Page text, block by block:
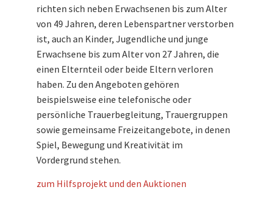
richten sich neben Erwachsenen bis zum Alter
von 49 Jahren, deren Lebenspartner verstorben
ist, auch an Kinder, Jugendliche und junge
Erwachsene bis zum Alter von 27 Jahren, die
einen Elternteil oder beide Eltern verloren
haben. Zu den Angeboten gehören
beispielsweise eine telefonische oder
persönliche Trauerbegleitung, Trauergruppen
sowie gemeinsame Freizeitangebote, in denen
Spiel, Bewegung und Kreativität im
Vordergrund stehen.
zum Hilfsprojekt und den Auktionen